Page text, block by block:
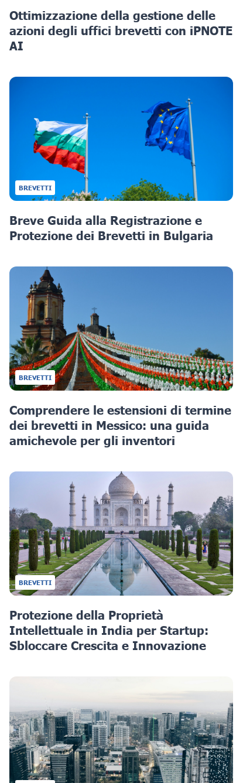
Ottimizzazione della gestione delle
azioni degli uffici brevetti con iPNOTE
AI
BREVETTI
Breve Guida alla Registrazione e
Protezione dei Brevetti in Bulgaria
BREVETTI
Comprendere le estensioni di termine
dei brevetti in Messico: una guida
amichevole per gli inventori
BREVETTI
Protezione della Proprietà
Intellettuale in India per Startup:
Sbloccare Crescita e Innovazione